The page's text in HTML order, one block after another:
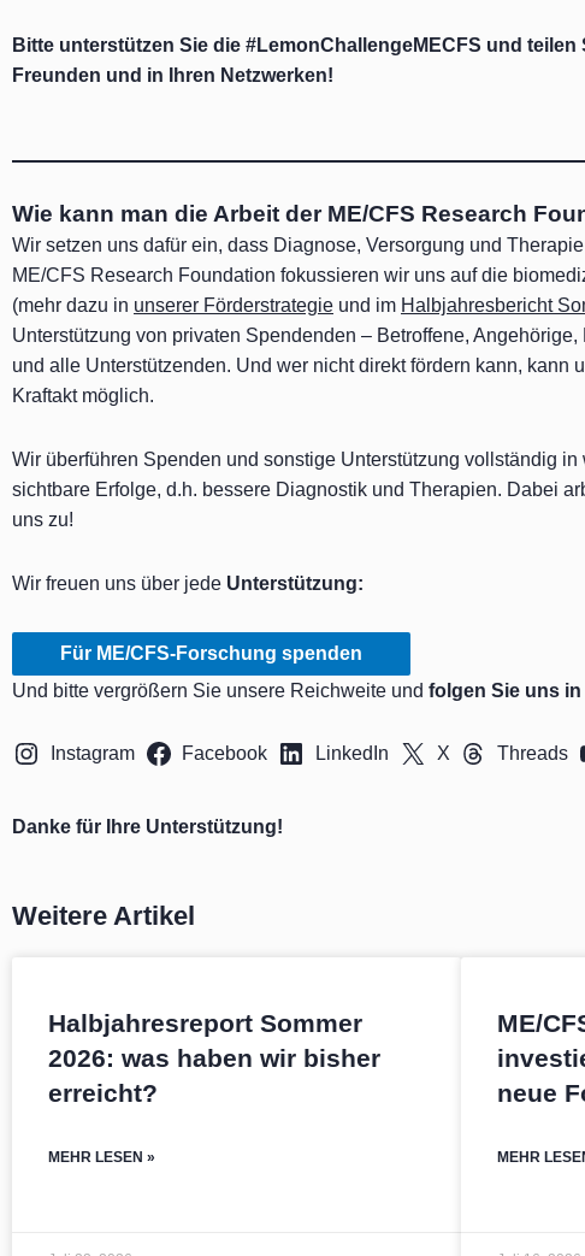
Bitte unterstützen Sie die #LemonChallengeMECFS und
Freunden und in Ihren Netzwerken!
Wie kann man die Arbeit der ME/CFS Research
Wir setzen uns dafür ein, dass Diagnose, Versorgung und
ME/CFS Research Foundation fokussieren wir uns auf die
(mehr dazu in unserer Förderstrategie und im Halbjahresbericht
Unterstützung von privaten Spendenden – Betroffene,
und alle Unterstützenden. Und wer nicht direkt fördern kann,
Kraftakt möglich.
Wir überführen Spenden und sonstige Unterstützung vollständig
sichtbare Erfolge, d.h. bessere Diagnostik und Therapien. Dabei
uns zu!
Wir freuen uns über jede Unterstützung:
Für ME/CFS-Forschung spenden
Und bitte vergrößern Sie unsere Reichweite und folgen Sie uns
Instagram Facebook LinkedIn X Threads
Danke für Ihre Unterstützung!
Weitere Artikel
Halbjahresreport Sommer
2026: was haben wir bisher
erreicht?
MEHR LESEN »
ME/
neue
MEHR